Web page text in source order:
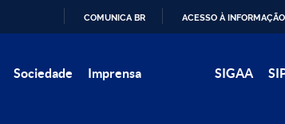
PARA
COMUNICA BR ACESSO À INFORMAÇÃO
Sociedade Imprensa SIGAA